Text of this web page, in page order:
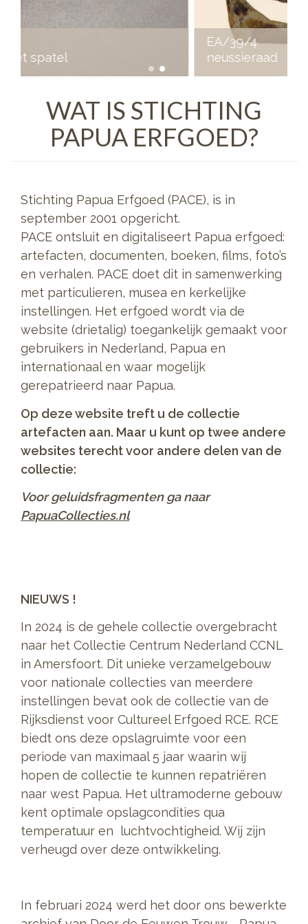
neussieraad
WAT IS STICHTING
PAPUA ERFGOED?
Stichting Papua Erfgoed (PACE), is in
september 2001 opgericht.
PACE ontsluit en digitaliseert Papua erfgoed:
artefacten, documenten, boeken, films, foto’s
en verhalen. PACE doet dit in samenwerking
met particulieren, musea en kerkelijke
instellingen. Het erfgoed wordt via de
website (drietalig) toegankelijk gemaakt voor
gebruikers in Nederland, Papua en
internationaal en waar mogelijk
gerepatrieerd naar Papua.
Op deze website treft u de collectie
artefacten aan. Maar u kunt op twee andere
websites terecht voor andere delen van de
collectie:
Voor geluidsfragmenten ga naar
PapuaCollecties.nl
NIEUWS !
In 2024 is de gehele collectie overgebracht
naar het Collectie Centrum Nederland CCNL
in Amersfoort. Dit unieke verzamelgebouw
voor nationale collecties van meerdere
instellingen bevat ook de collectie van de
Rijksdienst voor Cultureel Erfgoed RCE. RCE
biedt ons deze opslagruimte voor een
periode van maximaal 5 jaar waarin wij
hopen de collectie te kunnen repatriëren
naar west Papua. Het ultramoderne gebouw
kent optimale opslagcondities qua
temperatuur en luchtvochtigheid. Wij zijn
verheugd over deze ontwikkeling.
In februari 2024 werd het door ons bewerkte